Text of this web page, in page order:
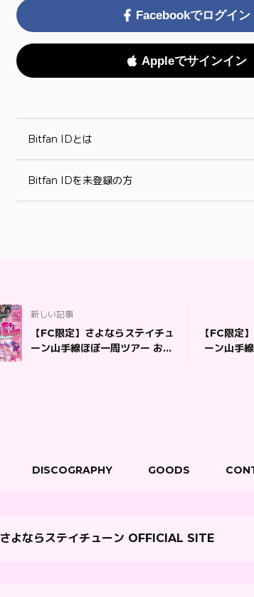
Facebookでログイン
Appleでサインイン
Bitfan IDとは
Bitfan IDを未登録の方
新しい記事
【FC限定】さよならステイチュ
ーン山手線ほぼ一周ツアー おさ
【FC限定
ーン山手
DISCOGRAPHY GOODS
さよならステイチューン OFFICIAL SITE